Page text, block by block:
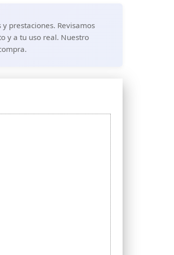
prestaciones. Revisamos
y a tu uso real. Nuestro